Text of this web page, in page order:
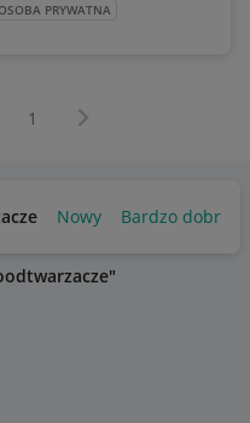
PRYWATNA
1 Następna strona
Nowy Bardzo dobry